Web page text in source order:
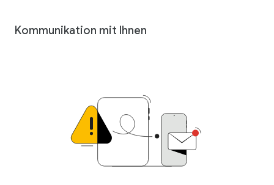
Kommunikation mit Ihnen